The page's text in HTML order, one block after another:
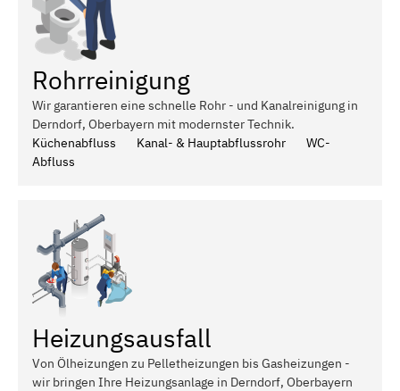
Rohrreinigung
Wir garantieren eine schnelle Rohr - und Kanalreinigung in
Derndorf, Oberbayern mit modernster Technik.
Küchenabfluss
Kanal- & Hauptabflussrohr
WC-
Abfluss
Heizungsausfall
Von Ölheizungen zu Pelletheizungen bis Gasheizungen -
wir bringen Ihre Heizungsanlage in Derndorf, Oberbayern